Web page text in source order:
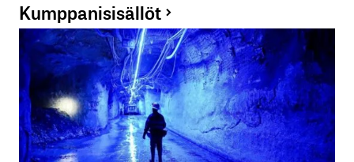
Kumppanisisällöt